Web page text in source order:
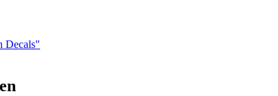
Decals"